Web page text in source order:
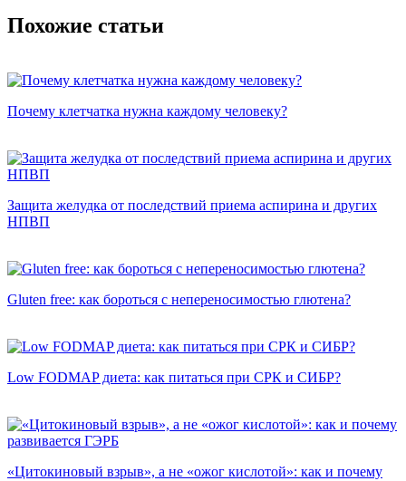
Похожие статьи
Почему клетчатка нужна каждому человеку?
Защита желудка от последствий приема аспирина и других
НПВП
Gluten free: как бороться с непереносимостью глютена?
Low FODMAP диета: как питаться при СРК и СИБР?
«Цитокиновый взрыв», а не «ожог кислотой»: как и почему